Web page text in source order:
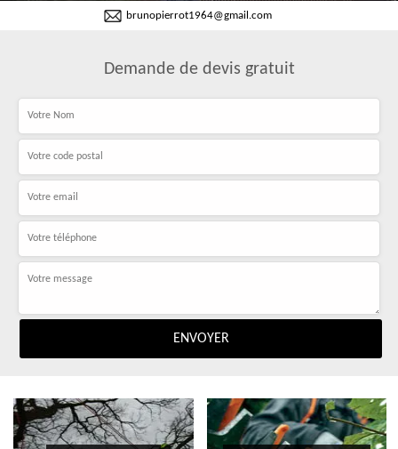
brunopierrot1964@gmail.com
Demande de devis gratuit